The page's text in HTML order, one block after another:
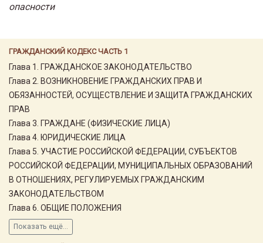
ГРАЖДАНСКИЙ КОДЕКС ЧАСТЬ 1
Глава 1. ГРАЖДАНСКОЕ ЗАКОНОДАТЕЛЬСТВО
Глава 2. ВОЗНИКНОВЕНИЕ ГРАЖДАНСКИХ ПРАВ И
ОБЯЗАННОСТЕЙ, ОСУЩЕСТВЛЕНИЕ И ЗАЩИТА ГРАЖДАНСКИХ
ПРАВ
Глава 3. ГРАЖДАНЕ (ФИЗИЧЕСКИЕ ЛИЦА)
Глава 4. ЮРИДИЧЕСКИЕ ЛИЦА
Глава 5. УЧАСТИЕ РОССИЙСКОЙ ФЕДЕРАЦИИ, СУБЪЕКТОВ
РОССИЙСКОЙ ФЕДЕРАЦИИ, МУНИЦИПАЛЬНЫХ ОБРАЗОВАНИЙ
В ОТНОШЕНИЯХ, РЕГУЛИРУЕМЫХ ГРАЖДАНСКИМ
ЗАКОНОДАТЕЛЬСТВОМ
Глава 6. ОБЩИЕ ПОЛОЖЕНИЯ
Показать ещё...
опасности